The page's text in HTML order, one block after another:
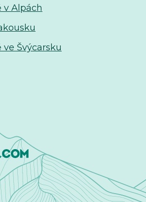
v Alpách
Švýcarsku